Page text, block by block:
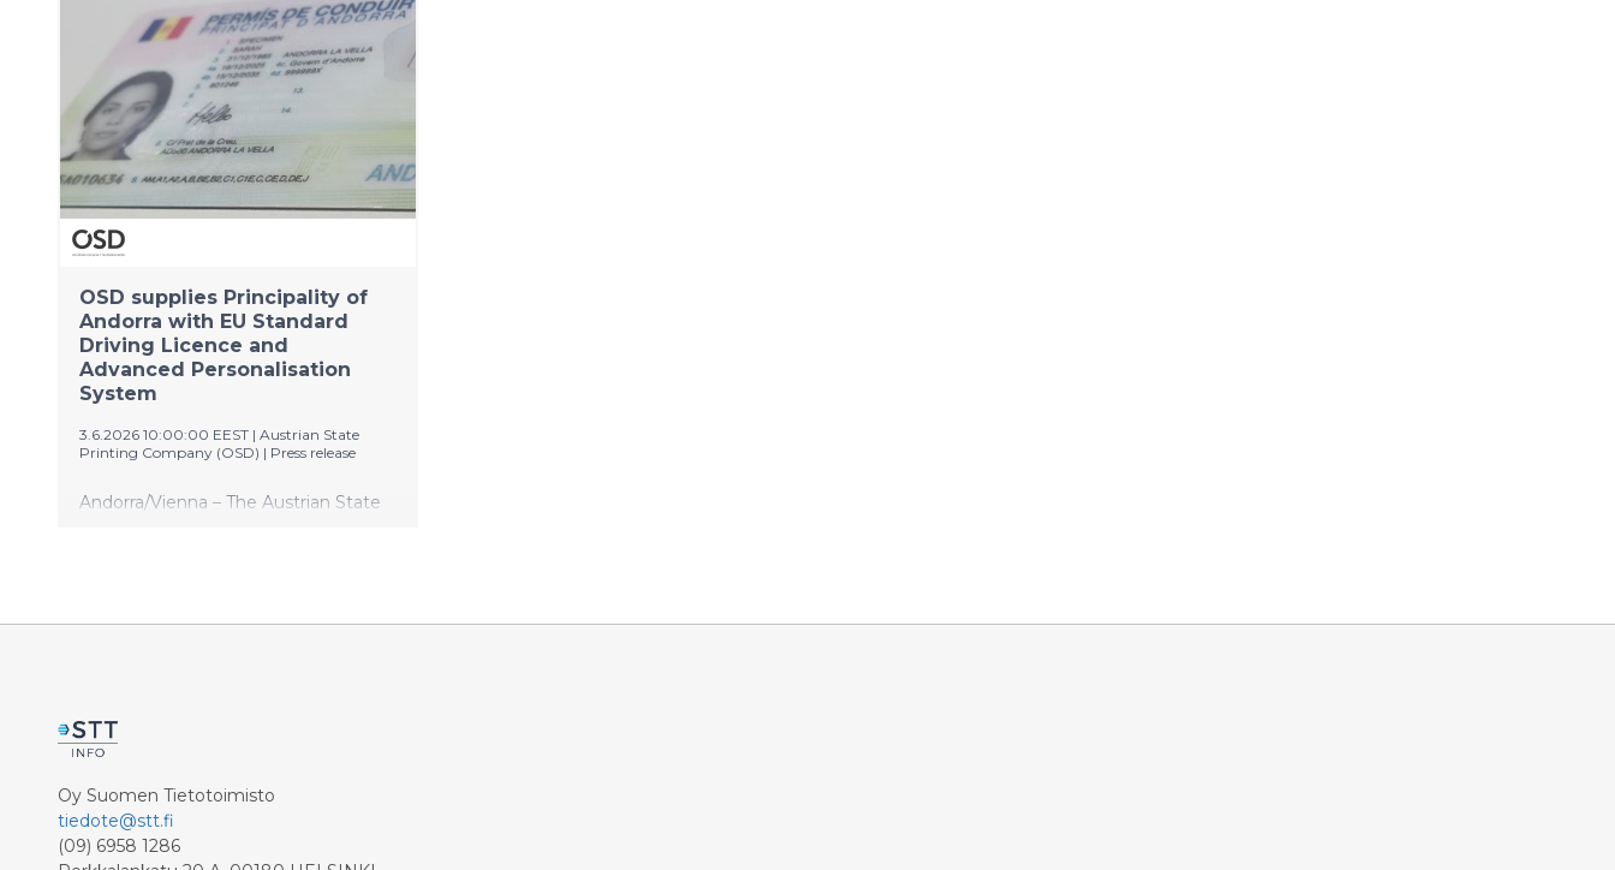
OSD supplies Principality of
Andorra with EU Standard
Driving Licence and
Advanced Personalisation
System
3.6.2026 10:00:00 EEST | Austrian State
Printing Company (OSD) | Press release
Andorra/Vienna – The Austrian State
state‑of‑the‑art personalisation
i Vehicles (Ministeri de Presidència,
Economia, Treball i Habitatge), went
benchmark for security, usability and
European compliance. A Fully
Integrated Personalisation Solution
Oy Suomen Tietotoimisto
tiedote@stt.fi
(09) 6958 1286